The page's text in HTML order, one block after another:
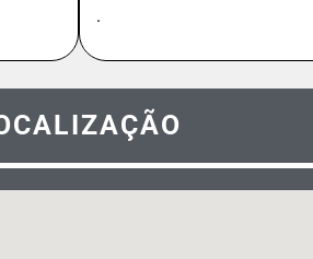
.